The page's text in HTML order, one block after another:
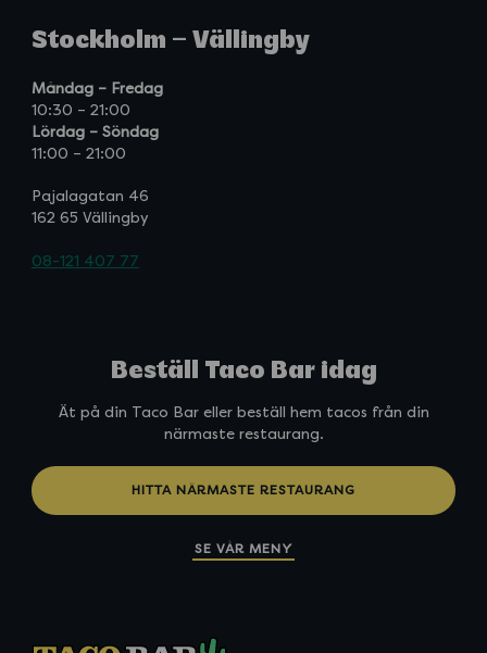
Stockholm – Vällingby
Måndag – Fredag
10:30 – 21:00
Lördag – Söndag
11:00 – 21:00
Pajalagatan 46
162 65 Vällingby
08-121 407 77
Beställ Taco Bar idag
Ät på din Taco Bar eller beställ hem tacos från din
närmaste restaurang.
HITTA NÄRMASTE RESTAURANG
SE VÅR MENY